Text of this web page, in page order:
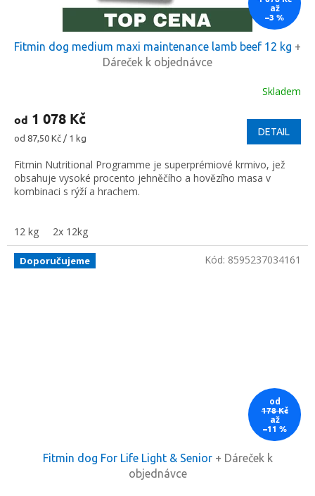
až
–3 %
Fitmin dog medium maxi maintenance lamb beef 12 kg +
Dáreček k objednávce
Skladem
od 1 078 Kč
Měrná
od 87,50 Kč / 1 kg
DETAIL
Fitmin Nutritional Programme je superprémiové krmivo, jež
obsahuje vysoké procento jehněčího a hovězího masa v
kombinaci s rýží a hrachem.
12 kg 2x 12kg
Doporučujeme
od
178 Kč
až
–11 %
Fitmin dog For Life Light & Senior + Dáreček k
objednávce
Kód: 8595237034161